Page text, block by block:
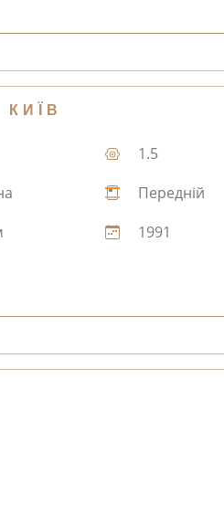
КИЇВ
1.5
Передній
1991